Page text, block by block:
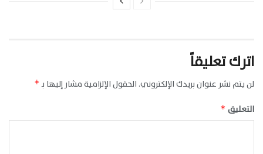
اترك تعليقاً
لن يتم نشر عنوان بريدك الإلكتروني. الحقول الإلزامية مشار إليها بـ*
التعليق *